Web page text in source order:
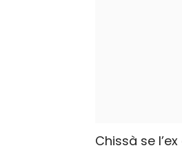
Chissà se